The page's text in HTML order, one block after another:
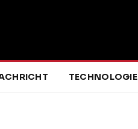
TECHNOLOGIE